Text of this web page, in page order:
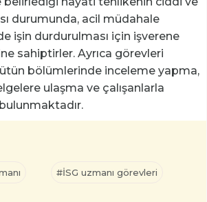
durumunda, acil müdahale
işin durdurulması için işverene
sahiptirler. Ayrıca görevleri
bölümlerinde inceleme yapma,
ulaşma ve çalışanlarla
#İSG uzmanı görevleri